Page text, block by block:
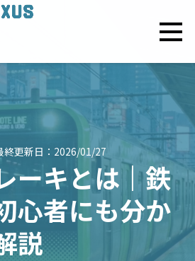
終更新日： 2026/01/27
ーキとは｜鉄
心者にも分か
説